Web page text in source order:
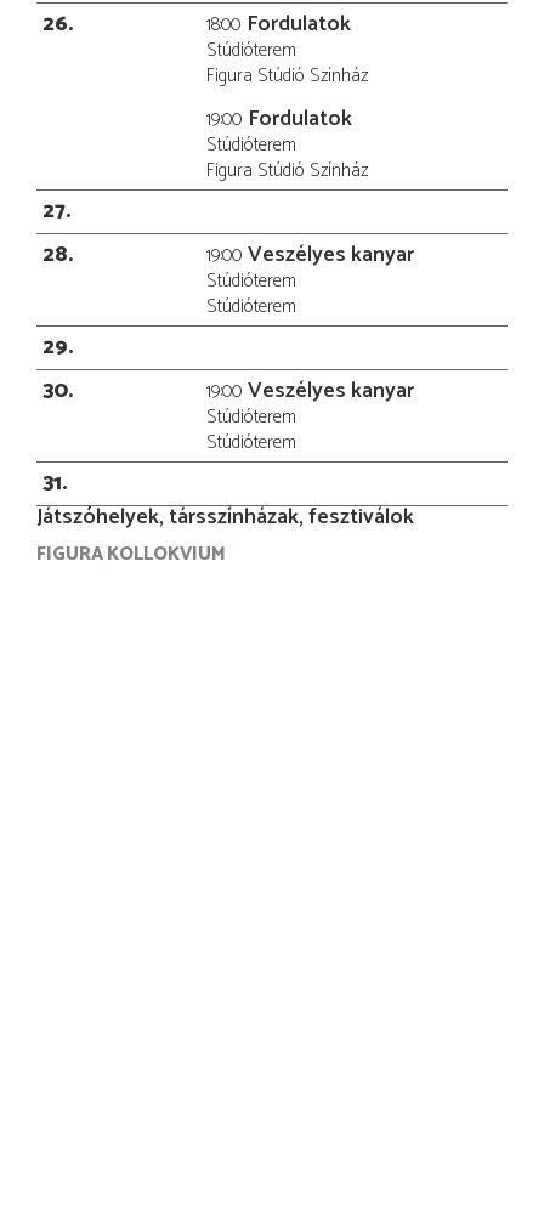
26 18:00 Fordulatok
Stúdióterem
Figura Stúdió Színház
19:00 Fordulatok
Stúdióterem
Figura Stúdió Színház
27
28
19:00 Veszélyes kanyar
Stúdióterem
Stúdióterem
29
30
19:00 Veszélyes kanyar
Stúdióterem
Stúdióterem
31
Játszóhelyek, társszínházak, fesztiválok
FIGURA KOLLOKVIUM